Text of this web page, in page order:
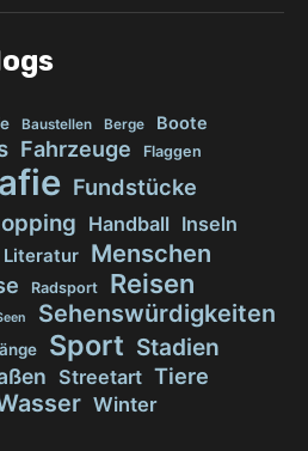
Baustellen Berge Boote
Fahrzeuge Flaggen
Fundstücke
Handball Inseln
Literatur Menschen
Radsport Reisen
Sehenswürdigkeiten
Sport Stadien
Streetart Tiere
Winter